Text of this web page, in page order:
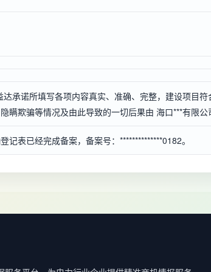
承诺所填写各项内容真实、准确、完整，建设项目
瞒欺骗等情况及由此导致的一切后果由 海口***有限公
记表已经完成备案，备案号：**************0182。